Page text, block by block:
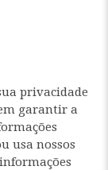
privacidade
garantir a
usa nossos